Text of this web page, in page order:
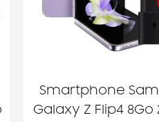
Smartphone
Galaxy Z Flip4 8Go